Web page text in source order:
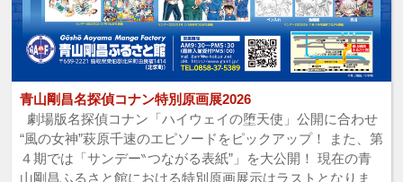
青山剛昌名探偵コナン特別原画展2026
劇場版名探偵コナン「ハイウェイの堕天使」公開に合わせ
“風の女神”萩原千速のエピソードをピックアップ！ また、第
４期では「サンデー‶つながる表紙”」を大公開！ 現在の青
山剛昌ふるさと館における特別原画展示はラストとなりま